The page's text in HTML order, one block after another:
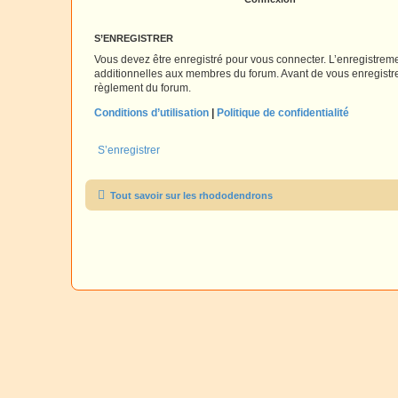
S’ENREGISTRER
Vous devez être enregistré pour vous connecter.
additionnelles aux membres du forum. Avant de vous
règlement du forum.
Conditions d’utilisation | Politique de confidentialité
S’enregistrer
Tout savoir sur les rhododendrons